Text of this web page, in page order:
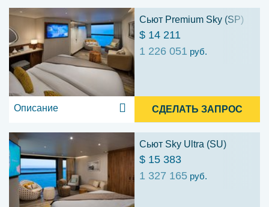
Сьют Premium Sky (SP)
$ 14 211
1 226 051 руб.
Описание СДЕЛАТЬ ЗАПРОС
Сьют Sky Ultra (SU)
$ 15 383
1 327 165 руб.